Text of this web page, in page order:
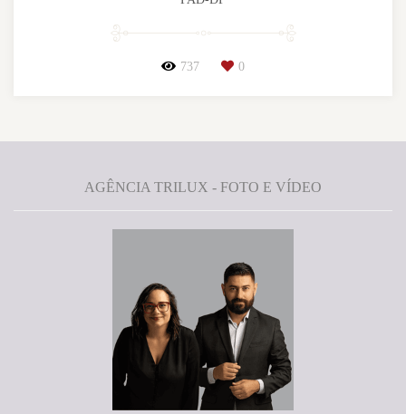
737 0
AGÊNCIA TRILUX - FOTO E VÍDEO